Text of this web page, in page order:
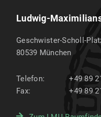
Ludwig-
Geschwister-Scholl-
80539 München
Telefon:
+49 89
Fax:
+49 89